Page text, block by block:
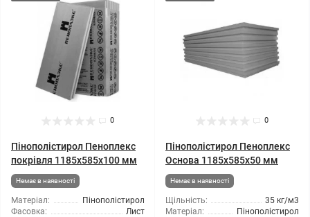
0
Пінополістирол Пеноплекс
покрівля 1185x585x100 мм
Немає в наявності
Матеріал:
Пінополістирол
Фасовка:
Лист
0
Пінополістирол Пеноплекс
Основа 1185x585x50 мм
Немає в наявності
Щільність:
35 кг/м3
Матеріал:
Пінополістирол